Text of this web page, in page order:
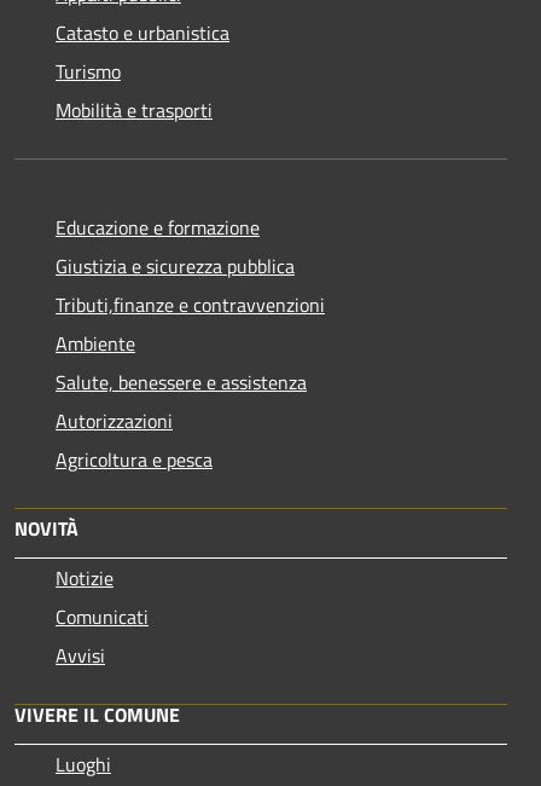
Catasto e urbanistica
Turismo
Mobilità e trasporti
Educazione e formazione
Giustizia e sicurezza pubblica
Tributi,finanze e contravvenzioni
Ambiente
Salute, benessere e assistenza
Autorizzazioni
Agricoltura e pesca
NOVITÀ
Notizie
Comunicati
Avvisi
VIVERE IL COMUNE
Luoghi